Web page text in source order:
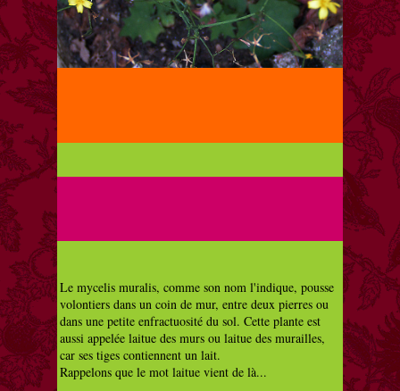
Le mycelis muralis, comme son nom l'indique, pousse
volontiers dans un coin de mur, entre deux pierres ou
dans une petite enfractuosité du sol. Cette plante est
aussi appelée laitue des murs ou laitue des murailles,
car ses tiges contiennent un lait.
Rappelons que le mot laitue vient de là...